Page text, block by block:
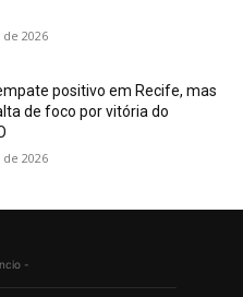
2026
positivo em Recife, mas
de foco por vitória do
2026
-